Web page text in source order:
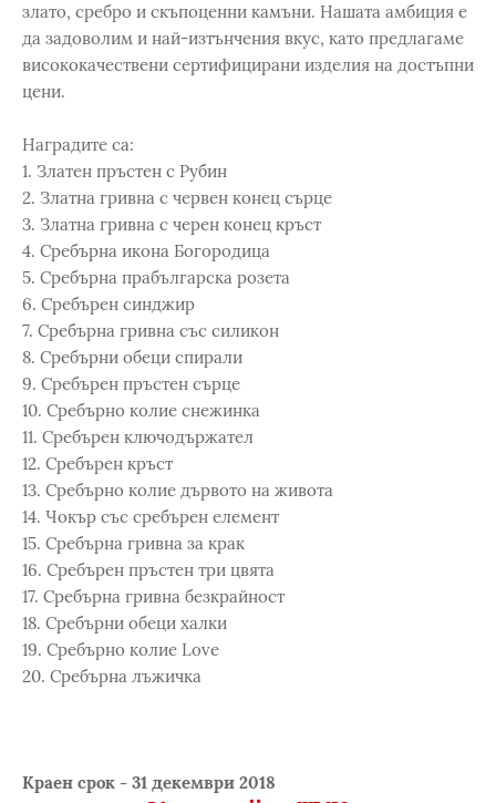
злато, сребро и скъпоценни камъни. Нашата амбиция е
да задоволим и най-изтънчения вкус, като предлагаме
висококачествени сертифицирани изделия на достъпни
цени.
Наградите са:
1. Златен пръстен с Рубин
2. Златна гривна с червен конец сърце
3. Златна гривна с черен конец кръст
4. Сребърна икона Богородица
5. Сребърна прабългарска розета
6. Сребърен синджир
7. Сребърна гривна със силикон
8. Сребърни обеци спирали
9. Сребърен пръстен сърце
10. Сребърно колие снежинка
11. Сребърен ключодържател
12. Сребърен кръст
13. Сребърно колие дървото на живота
14. Чокър със сребърен елемент
15. Сребърна гривна за крак
16. Сребърен пръстен три цвята
17. Сребърна гривна безкрайност
18. Сребърни обеци халки
19. Сребърно колие Love
20. Сребърна лъжичка
Краен срок - 31 декември 2018